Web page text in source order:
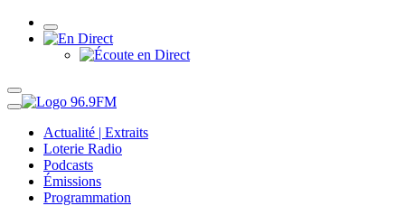
Actualité | Extraits
Loterie Radio
Podcasts
Émissions
Programmation